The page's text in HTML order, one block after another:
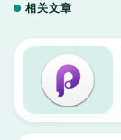
相关文章